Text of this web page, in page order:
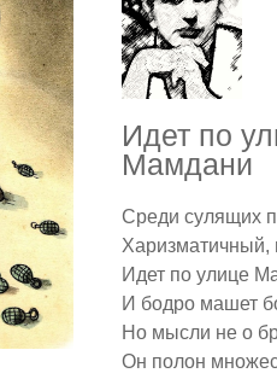
Идет по
Мамдани
Среди сулящих
Харизматичный,
Идет по улице
И бодро машет
Но мысли не о
Он полон